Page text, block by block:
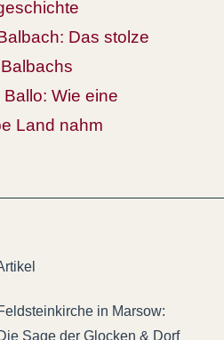
Das stolze
Wie eine
Land nahm
in Marsow:
Sage der Glocken & Dorf